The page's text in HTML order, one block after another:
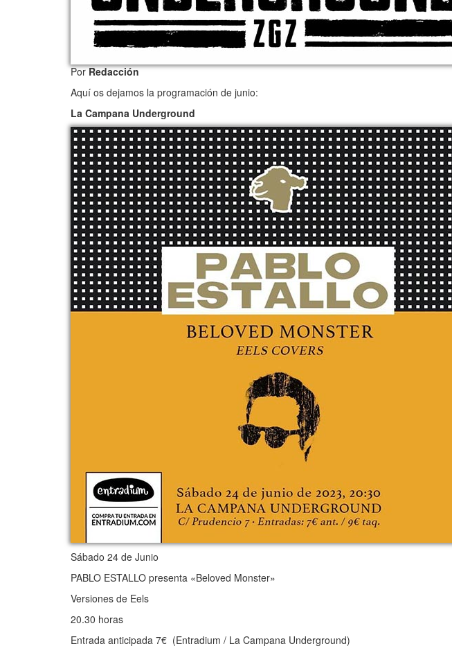
PorRedacción
Aquí os dejamos la programación de junio:
La Campana Underground
Sábado 24 de Junio
PABLO ESTALLO presenta «Beloved Monster»
Versiones de Eels
20.30 horas
Entrada anticipada 7€ (Entradium / La Campana Underground)